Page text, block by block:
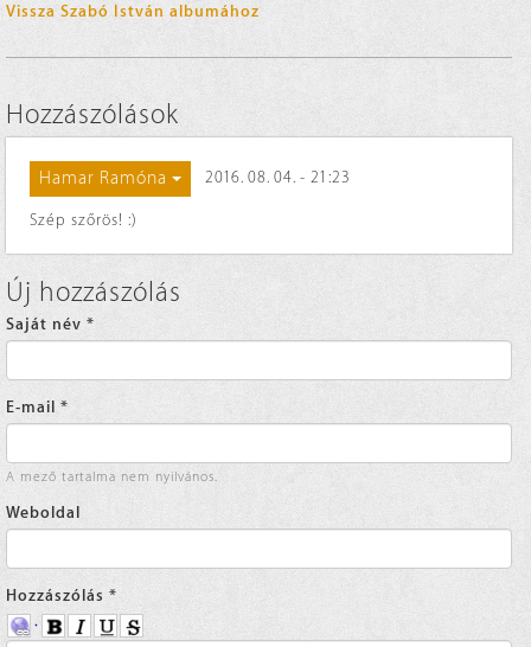
Vissza Szabó István albumához
Hozzászólások
Hamar Ramóna 2016. 08. 04. - 21:23
Szép szőrös! :)
Új hozzászólás
Saját név *
E-mail *
A mező tartalma nem nyilvános.
Weboldal
Hozzászólás *